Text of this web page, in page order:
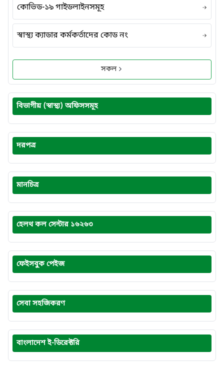
কোভিড-১৯ গাইডলাইনসমূহ
স্বাস্থ্য ক্যাডার কর্মকর্তাদের কোড নং
সকল
বিভাগীয় (স্বাস্থ্য) অফিসসমূহ
দরপত্র
মানচিত্র
হেলথ কল সেন্টার ১৬২৬৩
ফেইসবুক পেইজ
সেবা সহজিকরণ
বাংলাদেশ ই-ডিরেক্টরি